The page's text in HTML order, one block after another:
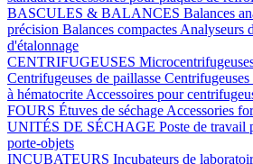
BASCULES & BALANCES Balances
précision Balances compactes Analyseurs
d'étalonnage
CENTRIFUGEUSES
Centrifugeuses de paillasse Centrifugeuses
à hématocrite Accessoires pour
FOURS Étuves de séchage Accessories
UNITÉS DE SÉCHAGE Poste de travail
porte-objets
INCUBATEURS Incubateurs de